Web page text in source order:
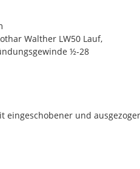
Walther LW50 Lauf,
½-28
eingeschobener und